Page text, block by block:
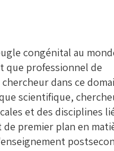
congénital au
que professionnel de
dans ce
scientifique,
et des disciplines
de premier plan en